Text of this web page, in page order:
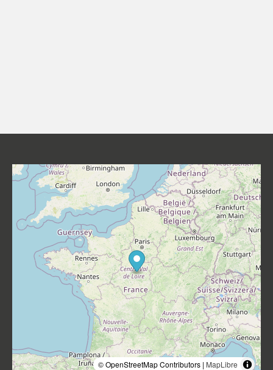
© OpenStreetMap Contributors | MapLibre